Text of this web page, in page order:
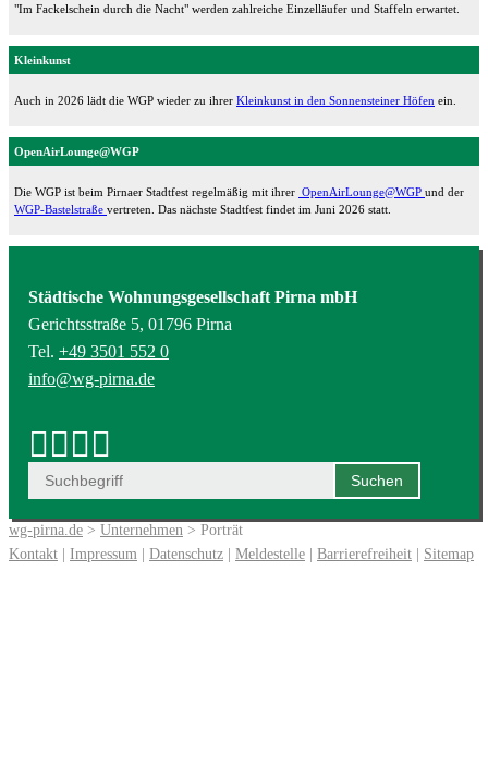
"Im Fackelschein durch die Nacht" werden zahlreiche Einzelläufer und Staffeln erwartet.
Kleinkunst
Auch in 2026 lädt die WGP wieder zu ihrer Kleinkunst in den Sonnensteiner Höfen ein.
OpenAirLounge@WGP
Die WGP ist beim Pirnaer Stadtfest regelmäßig mit ihrer OpenAirLounge@WGP und der
WGP-Bastelstraße vertreten. Das nächste Stadtfest findet im Juni 2026 statt.
Städtische Wohnungsgesellschaft Pirna mbH
Gerichtsstraße 5, 01796 Pirna
Tel. +49 3501 552 0
info@wg-pirna.de
wg-pirna.de > Unternehmen > Porträt
Kontakt | Impressum | Datenschutz | Meldestelle | Barrierefreiheit | Sitemap